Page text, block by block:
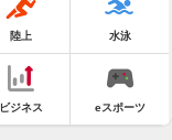
陸上 水泳
ビジネス eスポーツ